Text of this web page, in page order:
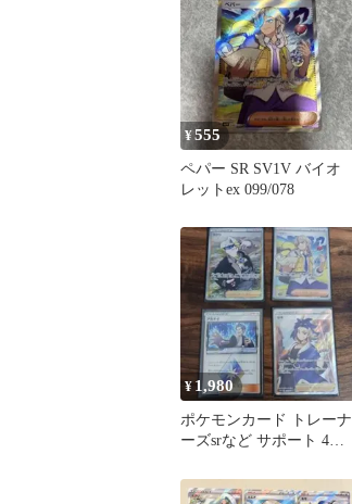
¥555
ペパー SR SV1V バイオ
レットex 099/078
¥ 1,980
ポケモンカード トレーナ
ーズsrなど サポート 4枚